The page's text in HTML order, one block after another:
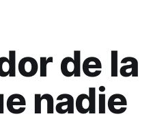
de la
nadie